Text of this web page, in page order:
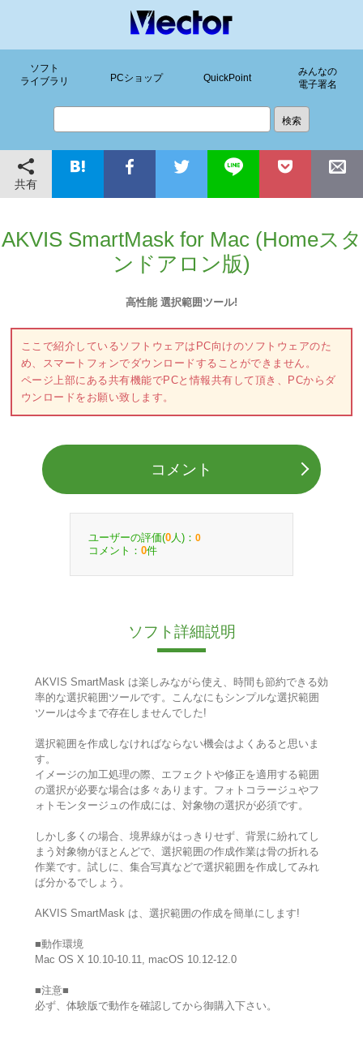
ソフト
ライブラリ
PCショップ QuickPoint
みんなの
電子署名
共有
AKVIS SmartMask for Mac (Homeスタ
ンドアロン版)
高性能 選択範囲ツール!
ここで紹介しているソフトウェアはPC向けのソフトウェアのた
め、スマートフォンでダウンロードすることができません。
ページ上部にある共有機能でPCと情報共有して頂き、PCからダ
ウンロードをお願い致します。
コメント
ユーザーの評価(0 人)： 0
コメント： 0件
ソフト詳細説明
AKVIS SmartMask は楽しみながら使え、時間も節約できる効
率的な選択範囲ツールです。こんなにもシンプルな選択範囲
ツールは今まで存在しませんでした!
選択範囲を作成しなければならない機会はよくあると思いま
す。
イメージの加工処理の際、エフェクトや修正を適用する範囲
の選択が必要な場合は多々あります。フォトコラージュやフ
ォトモンタージュの作成には、対象物の選択が必須です。
しかし多くの場合、境界線がはっきりせず、背景に紛れてし
まう対象物がほとんどで、選択範囲の作成作業は骨の折れる
作業です。試しに、集合写真などで選択範囲を作成してみれ
ば分かるでしょう。
AKVIS SmartMask は、選択範囲の作成を簡単にします!
■動作環境
Mac OS X 10.10-10.11, macOS 10.12-12.0
■注意■
必ず、体験版で動作を確認してから御購入下さい。